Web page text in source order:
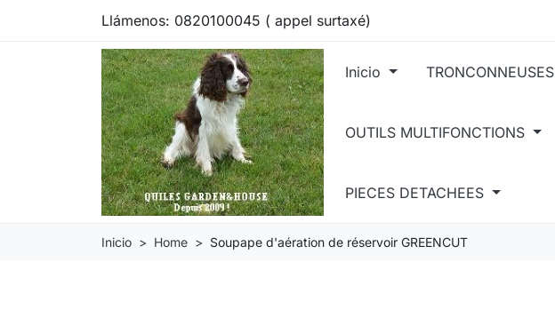
Llámenos: 0820100045 ( appel surtaxé)
Inicio TRONCONNEUSES
OUTILS MULTIFONCTIONS
PIECES DETACHEES
Inicio Home Soupape d'aération de réservoir GREENCUT